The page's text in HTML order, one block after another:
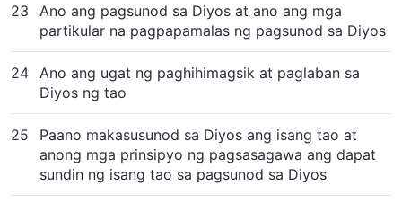
23
Ano ang pagsunod sa Diyos at ano ang mga
partikular na pagpapamalas ng pagsunod sa Diyos
24
Ano ang ugat ng paghihimagsik at paglaban sa
Diyos ng tao
25
Paano makasusunod sa Diyos ang isang tao at
anong mga prinsipyo ng pagsasagawa ang dapat
sundin ng isang tao sa pagsunod sa Diyos